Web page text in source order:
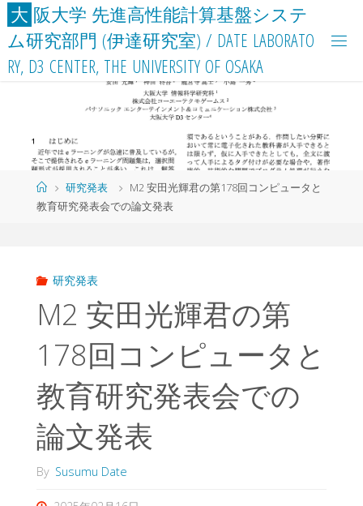
ン
テ
ン
大 阪大学 先進高性能計算基盤システ
ム研究部門 (伊達研究室) / DATE LABORATO
RY, D3 CENTER, THE UNIVERSITY OF OSAKA
ホ
ー
研究発表
M2 安田光輝君の第178回コンピュータと
教育研究発表会での論文発表
研究発表
M2 安田光輝君の第
178回コンピュータと
教育研究発表会での
論文発表
By Susumu Date